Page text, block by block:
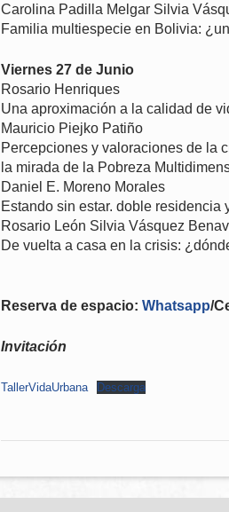
Carolina Padilla Melgar Silvia
Familia multiespecie en Bolivia:
Viernes 27 de Junio
Rosario Henriques
Una aproximación a la calidad de
Mauricio Piejko Patiño
Percepciones y valoraciones de la
la mirada de la Pobreza
Daniel E. Moreno Morales
Estando sin estar. doble
Rosario León Silvia Vásquez
De vuelta a casa en la crisis:
Reserva de espacio: Whatsapp/
Invitación
TallerVidaUrbana Descarga